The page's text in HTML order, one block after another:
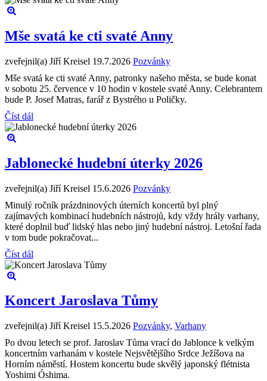
Mše svatá ke cti svaté Anny
zveřejnil(a) Jiří Kreisel 19.7.2026 Pozvánky
Mše svatá ke cti svaté Anny, patronky našeho města, se bude konat
v sobotu 25. července v 10 hodin v kostele svaté Anny. Celebrantem
bude P. Josef Matras, farář z Bystrého u Poličky.
Číst dál
Jablonecké hudební úterky 2026
zveřejnil(a) Jiří Kreisel 15.6.2026 Pozvánky
Minulý ročník prázdninových úterních koncertů byl plný
zajímavých kombinací hudebních nástrojů, kdy vždy hrály varhany,
které doplnil buď lidský hlas nebo jiný hudební nástroj. Letošní řada
v tom bude pokračovat...
Číst dál
Koncert Jaroslava Tůmy
zveřejnil(a) Jiří Kreisel 15.5.2026 Pozvánky, Varhany
Po dvou letech se prof. Jaroslav Tůma vrací do Jablonce k velkým
koncertním varhanám v kostele Nejsvětějšího Srdce Ježíšova na
Horním náměstí. Hostem koncertu bude skvělý japonský flétnista
Yoshimi Óshima.